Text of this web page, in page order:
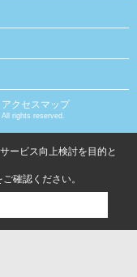
アクセスマップ
rights reserved.
ービス向上検討を目的と
ご確認ください。